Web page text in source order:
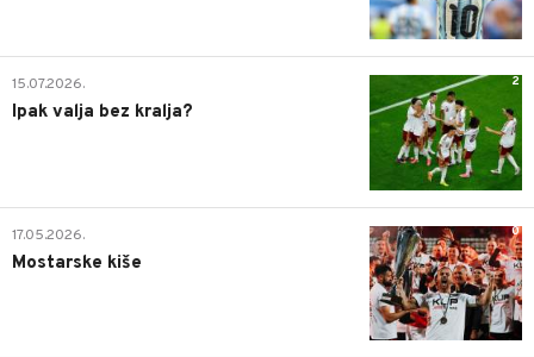
2
15.07.2026.
Ipak valja bez kralja?
0
17.05.2026.
Mostarske kiše